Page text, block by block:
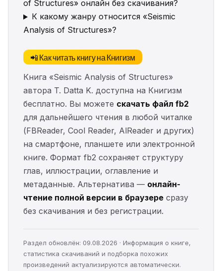
of Structures» онлайн без скачивания?
К какому жанру относится «Seismic
Analysis of Structures»?
📲 Как читать книгу на Книгизм
Книга «Seismic Analysis of Structures»
автора T. Datta K. доступна на Книгизм
бесплатно. Вы можете скачать файл fb2
для дальнейшего чтения в любой читалке
(FBReader, Cool Reader, AlReader и других)
на смартфоне, планшете или электронной
книге. Формат fb2 сохраняет структуру
глав, иллюстрации, оглавление и
метаданные. Альтернатива — онлайн-
чтение полной версии в браузере сразу
без скачивания и без регистрации.
Раздел обновлён: 09.08.2026 · Информация о книге,
статистика скачиваний и подборка похожих
произведений актуализируются автоматически.